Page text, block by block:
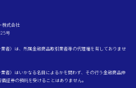
株式会社
号
者）は、所属金融商品取引業者等の代理権を有しておりませ
者）はいかなる名目によるかを問わず、その行う金融商品仲
証券の預託を受けることはありません。